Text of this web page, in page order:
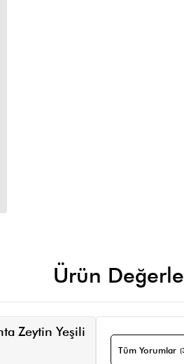
Ürün
Zeytin Yeşili
Tüm Yorumlar